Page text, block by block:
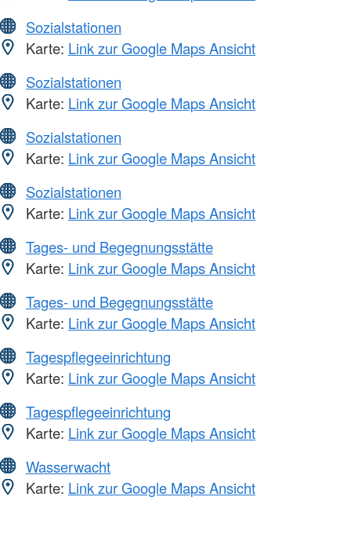
Sozialstationen
Karte: Link zur Google Maps Ansicht
Sozialstationen
Karte: Link zur Google Maps Ansicht
Sozialstationen
Karte: Link zur Google Maps Ansicht
Sozialstationen
Karte: Link zur Google Maps Ansicht
Tages- und Begegnungsstätte
Karte: Link zur Google Maps Ansicht
Tages- und Begegnungsstätte
Karte: Link zur Google Maps Ansicht
Tagespflegeeinrichtung
Karte: Link zur Google Maps Ansicht
Tagespflegeeinrichtung
Karte: Link zur Google Maps Ansicht
Wasserwacht
Karte: Link zur Google Maps Ansicht